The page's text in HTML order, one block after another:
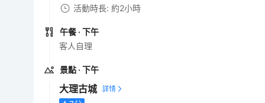
活動時長: 約2小時
午餐 · 下午
客人自理
景點 · 下午
大理古城